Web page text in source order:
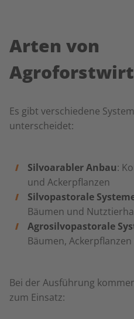
Arten von
Es gibt verschiedene
unterscheidet:
Silvoarabler Anbau:
und Ackerpflanzen
Silvopastorale
Bäumen und
Agrosilvopastorale
Bäumen,
Bei der Ausführung
zum Einsatz: